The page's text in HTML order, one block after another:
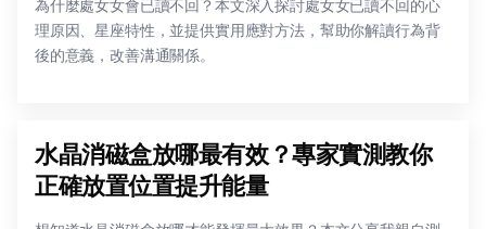
為什麼處女女會已讀不回？本文深入探討處女女已讀不回的心
理原因、星座特性，並提供實用應對方法，幫助你解讀行為背
後的意義，改善溝通關係。
水晶消磁盒放哪最有效？專家實測教你
正確放置位置提升能量